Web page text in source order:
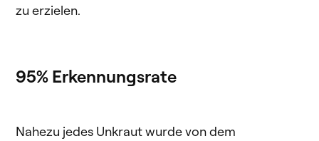
zu erzielen.
95% Erkennungsrate
Nahezu jedes Unkraut wurde von dem